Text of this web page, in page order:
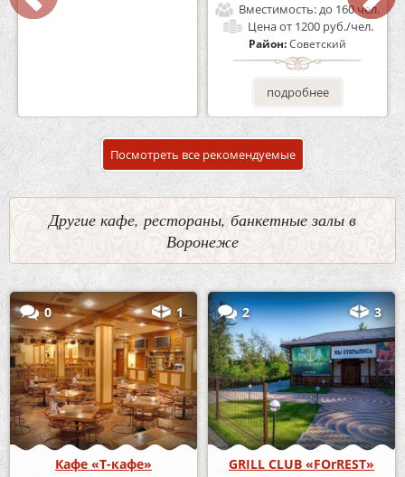
Вместимость: Вместимость:до 160 чел.
Ценаот 1200 руб./чел.
Район:Советский
подробнее
Посмотреть все рекомендуемые
Другие кафе, рестораны, банкетные залы в
Воронеже
0 1
Кафе «Т-кафе»
2 3
GRILL CLUB «FOrREST»